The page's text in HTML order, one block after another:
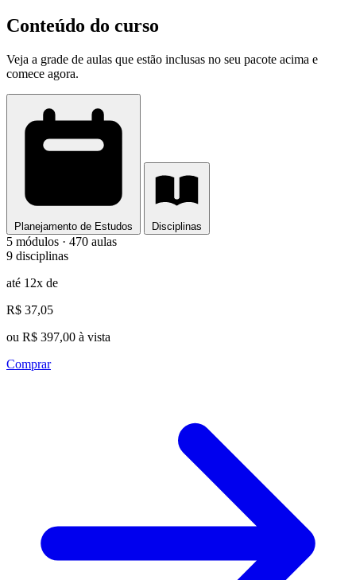
Conteúdo do curso
Veja a grade de aulas que estão inclusas no seu pacote acima e
comece agora.
Planejamento de Estudos Disciplinas
5 módulos · 470 aulas
9 disciplinas
até 12x de
R$ 37,05
ou R$ 397,00 à vista
Comprar